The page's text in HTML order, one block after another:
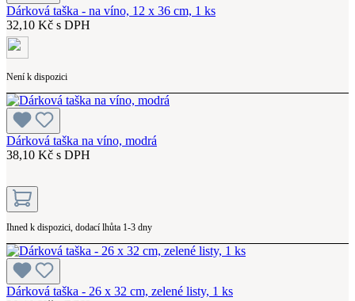
Dárková taška - na víno, 12 x 36 cm, 1 ks
32,10 Kč s DPH
Není k dispozici
Dárková taška na víno, modrá
38,10 Kč s DPH
Ihned k dispozici, dodací lhůta 1-3 dny
Dárková taška - 26 x 32 cm, zelené listy, 1 ks